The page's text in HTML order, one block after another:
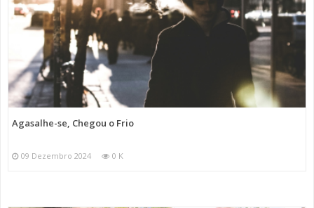
Agasalhe-se, Chegou o Frio
09 Dezembro 2024 0 K